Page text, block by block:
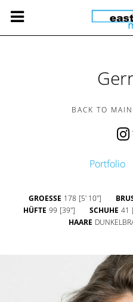
BACK TO
Portfolio
GROESSE 178 [5' 10'']
HÜFTE 99 [39''] SCHUHE 41
HAARE